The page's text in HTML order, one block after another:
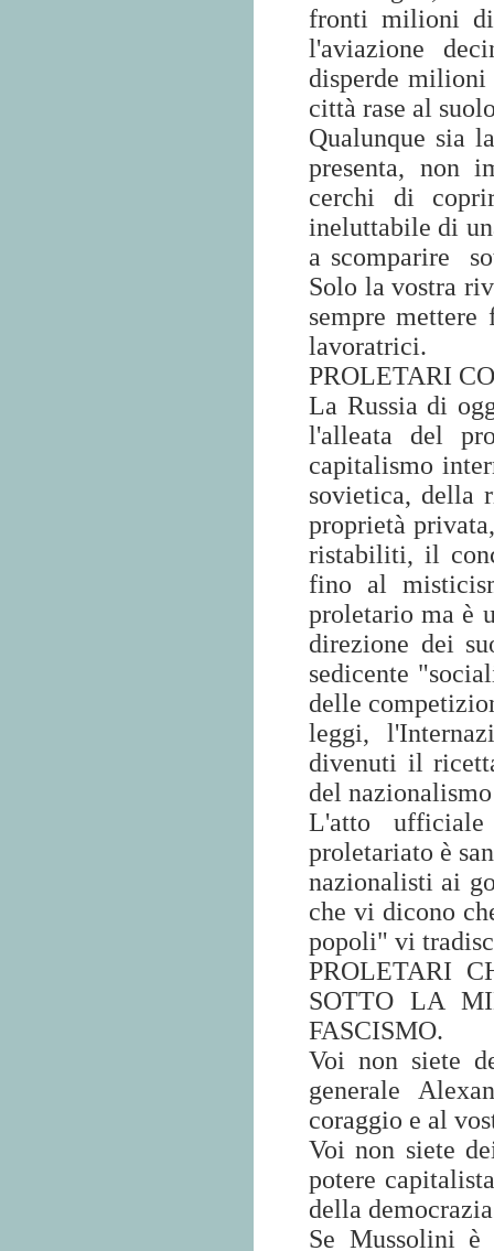
fronti milioni di
l'aviazione
disperde
città rase al
Qualunque sia
presenta, non
cerchi di
ineluttabile di
a scomparire
Solo la vostra
sempre
lavoratrici.
PROLETARI
La Russia di
l'alleata del
capitalismo
sovietica, della
proprietà
ristabiliti, il
fino al
proletario ma è
direzione dei
sedicente
delle
leggi,
divenuti il
del
L'atto
proletariato è
nazionalisti ai
che vi dicono
popoli" vi
PROLETARI
SOTTO LA
FASCISMO.
Voi non siete
generale
coraggio e al
Voi non siete
potere
della
Se Mussolini